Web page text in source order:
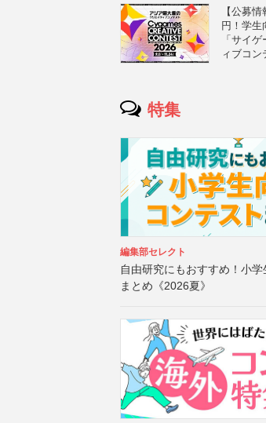
【公募
円！学生
「サイ
ィブコン
特集
編集部セレクト
自由研究にもおすすめ！小学
まとめ《2026夏》